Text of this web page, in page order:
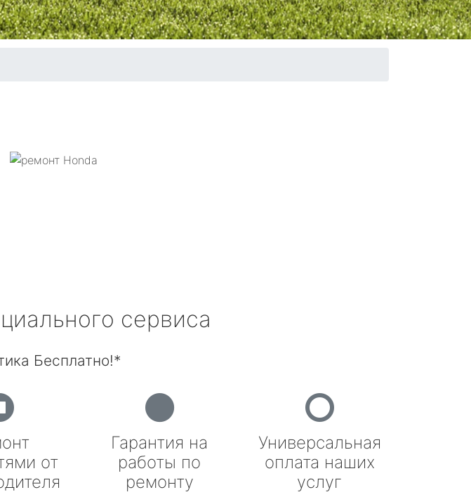
сервиса
Бесплатно!*
от
Гарантия на
работы по
ремонту
Универсальная
оплата наших
услуг